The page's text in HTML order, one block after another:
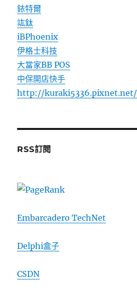
銥特爾
竑鈦
iBPhoenix
伊格士科技
大當家BB POS
中保開店快手
http://
RSS訂閱
Embarcadero TechNet
Delphi盒子
CSDN